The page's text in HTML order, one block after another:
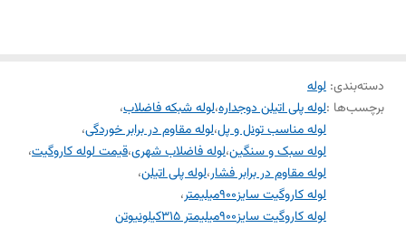
دسته‌بندی: لوله
برچسب‌ها :لوله پلی اتیلن دوجداره،لوله شبکه فاضلاب،
لوله مناسب تونل و پل،لوله مقاوم در برابر خوردگی،
لوله سبک و سنگین،لوله فاضلاب شهری،قیمت لوله کاروگیت،
لوله مقاوم در برابر فشار،لوله پلی اتیلن،
لوله کاروگیت سایز900میلیمتر
،
لوله کاروگیت سایز900میلیمتر 315کیلونیوتن